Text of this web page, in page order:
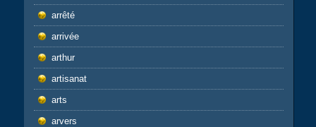
arrêté
arrivée
arthur
artisanat
arts
arvers